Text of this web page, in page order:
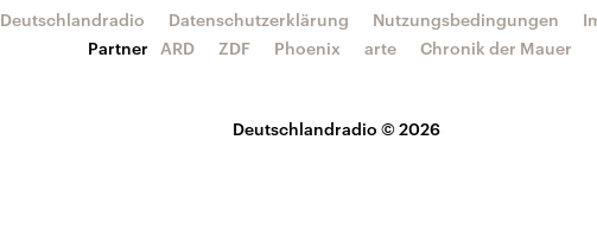
Deutschlandradio © 2026
Deutschlandradio Datenschutzerklärung Nutzungsbedingungen
Partner
ARD ZDF Phoenix arte Chronik der Mauer